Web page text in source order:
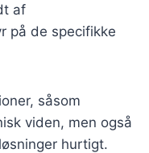
af
på de specifikke
såsom
viden, men også
hurtigt.